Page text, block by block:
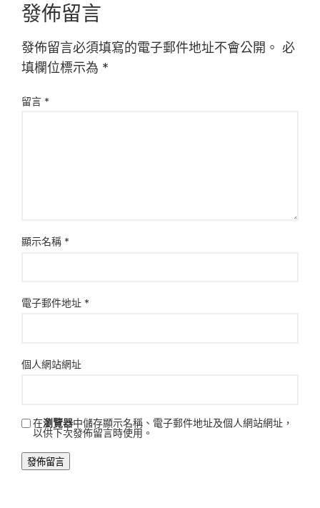
發佈留言
發佈留言必須填寫的電子郵件地址不會公開。 必
填欄位標示為 *
留言 *
顯示名稱 *
電子郵件地址 *
個人網站網址
在瀏覽器中儲存顯示名稱、電子郵件地址及個人網站網址，
以供下次發佈留言時使用。